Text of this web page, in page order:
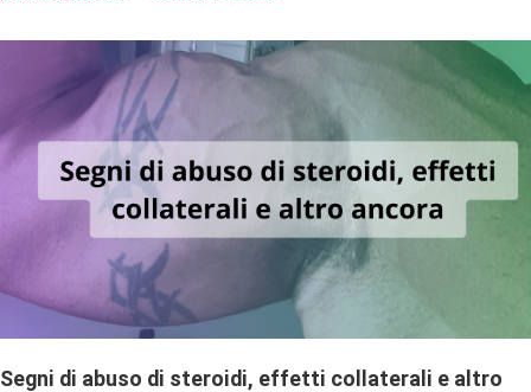
Segni di abuso di steroidi, effetti collaterali e altro